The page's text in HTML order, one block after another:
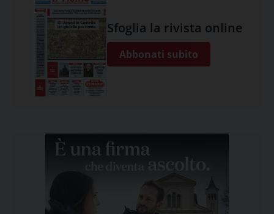
Sfoglia la rivista online
Abbonati subito